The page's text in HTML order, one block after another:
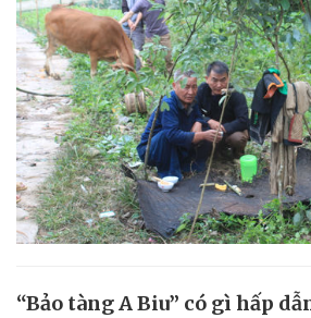
“Bảo tàng A Biu” có gì hấp